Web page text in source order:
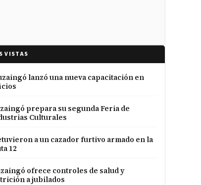
VISTAS
lanzó una nueva capacitación en
prepara su segunda Feria de
Culturales
a un cazador furtivo armado en la
12
ofrece controles de salud y
a jubilados